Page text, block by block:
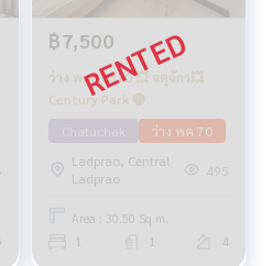
฿7,500
ว่าง พ.ค. 2570 💥 จตุจักร💥
Century Park 🔴
ว่าง พค 70
Ladprao, Central
Ladprao
495
Area : 30.50 Sq.m.
1 1 4